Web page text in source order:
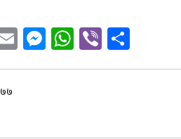
EmailMessenger
WhatsApp
Viber